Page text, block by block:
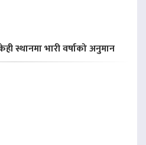
स्थानमा भारी वर्षाको अनुमान